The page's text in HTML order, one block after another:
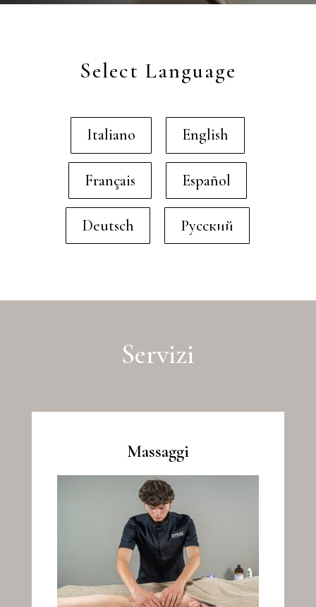
Select Language
Italiano English
Français Español
Deutsch Русский
Servizi
Massaggi